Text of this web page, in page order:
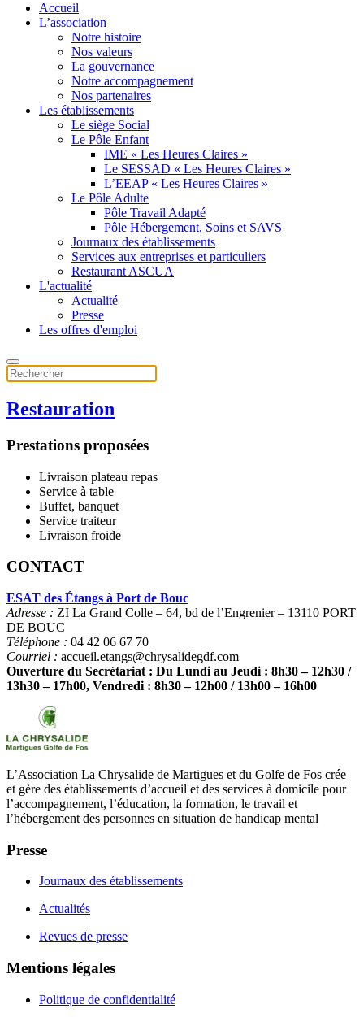
Accueil
L’association
Notre histoire
Nos valeurs
La gouvernance
Notre accompagnement
Nos partenaires
Les établissements
Le siège Social
Le Pôle Enfant
IME « Les Heures Claires »
Le SESSAD « Les Heures Claires »
L’EEAP « Les Heures Claires »
Le Pôle Adulte
Pôle Travail Adapté
Pôle Hébergement, Soins et SAVS
Journaux des établissements
Services aux entreprises et particuliers
Restaurant ASCUA
L'actualité
Actualité
Presse
Les offres d'emploi
Restauration
Prestations proposées
Livraison plateau repas
Service à table
Buffet, banquet
Service traiteur
Livraison froide
CONTACT
ESAT des Étangs à Port de Bouc
Adresse : ZI La Grand Colle – 64, bd de l’Engrenier – 13110 PORT
DE BOUC
Téléphone : 04 42 06 67 70
Courriel : accueil.etangs@chrysalidegdf.com
Ouverture du Secrétariat : Du Lundi au Jeudi : 8h30 – 12h30 /
13h30 – 17h00, Vendredi : 8h30 – 12h00 / 13h00 – 16h00
L’Association La Chrysalide de Martigues et du Golfe de Fos crée
et gère des établissements d’accueil et des services à domicile pour
l’accompagnement, l’éducation, la formation, le travail et
l’hébergement des personnes en situation de handicap mental
Presse
Journaux des établissements
Actualités
Revues de presse
Mentions légales
Politique de confidentialité